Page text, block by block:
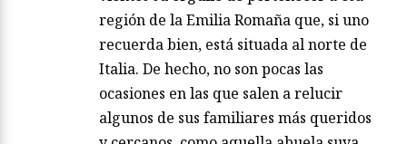
región de la Emilia Romaña que, si uno
recuerda bien, está situada al norte de
Italia. De hecho, no son pocas las
ocasiones en las que salen a relucir
algunos de sus familiares más queridos